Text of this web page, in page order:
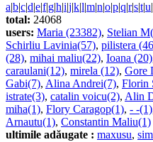
a|b|c|d|e|f|g|h|i|j|k|l|m|n|o|p|q|r|s|t|u|
total: 24068
users: Maria (23382), Stelian
Schirliu Lavinia(57), pilistera
(28), mihai maliu(22), Ioana (20)
caraulani(12), mirela (12), Gore
Gabi(7), Alina Andrei(7), Florin
istrate(3), catalin voicu(2), Alin
miha(1), Flory Caragop(1), - -(1)
Arnautu(1), Constantin Maliu(1)
ultimile adăugate : maxusu,